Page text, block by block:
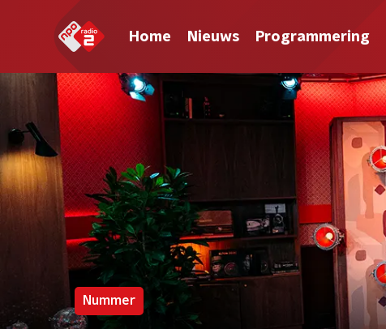
Home Nieuws Programmering
Nummer